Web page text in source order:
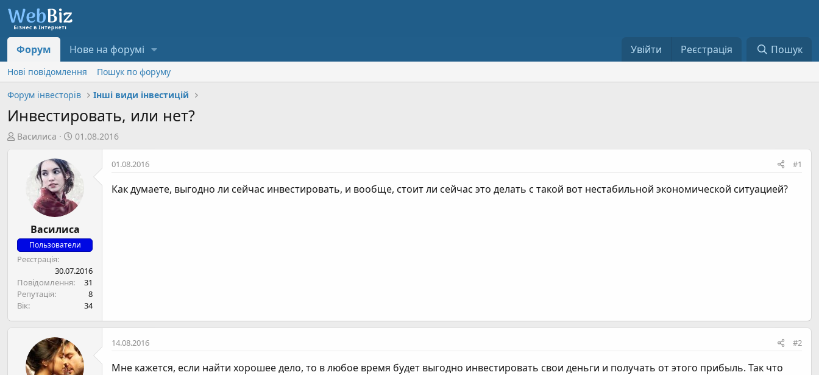
Форум Нове на форумі Увійти Реєстрація Пошук
Нові повідомлення
Пошук по форуму
Форум інвесторів
Інші види інвестицій
Инвестировать, или нет?
А
и
Василиса
Д
т
в
о
р
е
н
я
01.08.2016
Василиса
Пользователи
Реєстрація
30.07.2016
Повідомлення
31
Репутація
8
Вік
34
01.08.2016 #1
Как думаете, выгодно ли сейчас инвестировать, и вообще, стоит ли сейчас это делать с такой вот нестабильной экономической ситуацией?
14.08.2016 #2
Мне кажется, если найти хорошее дело, то в любое время будет выгодно инвестировать свои деньги и получать от этого прибыль. Так что